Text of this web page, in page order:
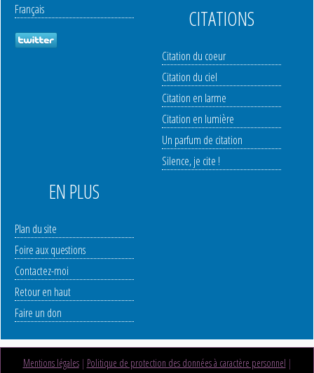
Français
CITATIONS
Citation du coeur
Citation du ciel
Citation en larme
Citation en lumière
Un parfum de citation
Silence, je cite !
EN PLUS
Plan du site
Foire aux questions
Contactez-moi
Retour en haut
Faire un don
Mentions légales| Politique de protection des données à caractère personnel |